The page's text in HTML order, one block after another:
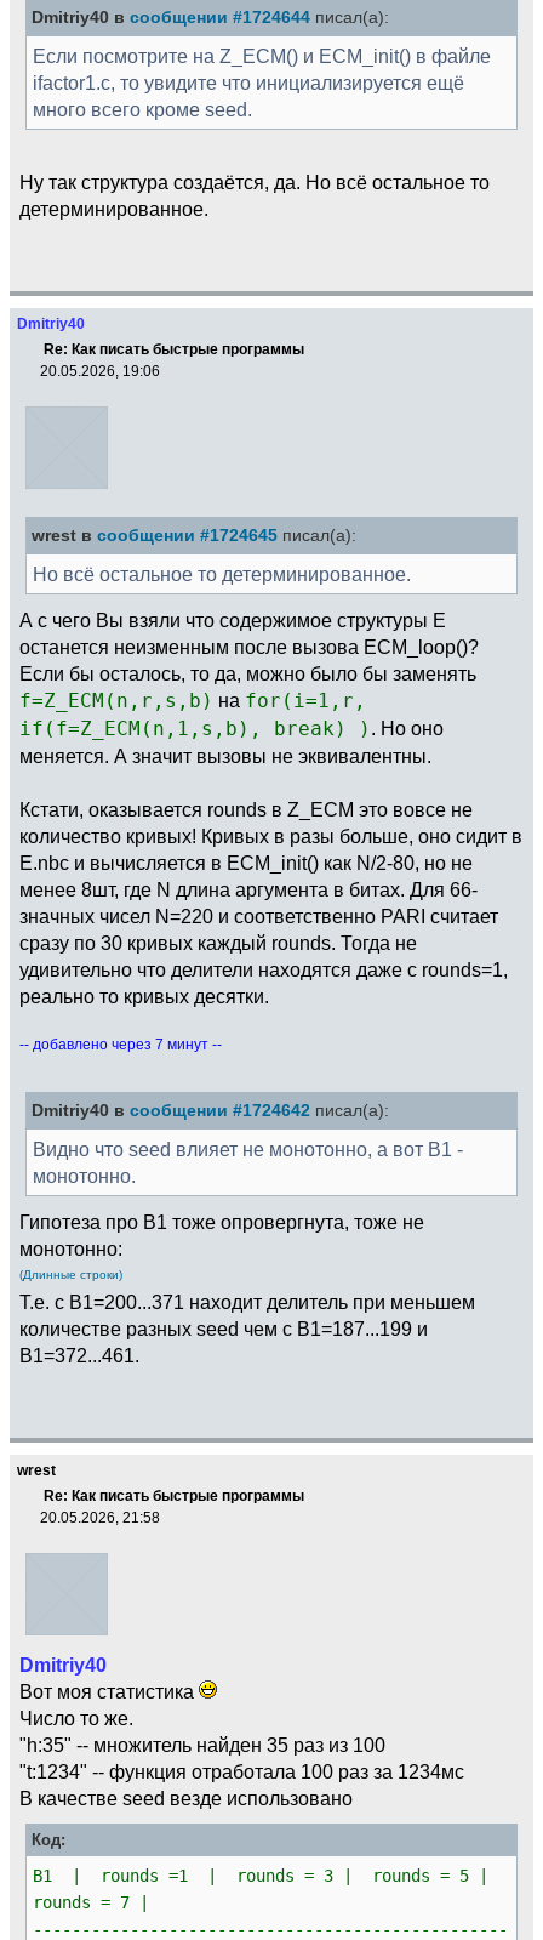
Dmitriy40 в сообщении #1724644 писал(а):
Если посмотрите на Z_ECM() и ECM_init() в файле
ifactor1.c, то увидите что инициализируется ещё
много всего кроме seed.
Ну так структура создаётся, да. Но всё остальное то
детерминированное.
Dmitriy40
Re: Как писать быстрые программы
20.05.2026, 19:06
wrest в сообщении #1724645 писал(а):
Но всё остальное то детерминированное.
А с чего Вы взяли что содержимое структуры E
останется неизменным после вызова ECM_loop()?
Если бы осталось, то да, можно было бы заменять
f=Z_ECM(n,r,s,b) на for(i=1,r,
if(f=Z_ECM(n,1,s,b), break) ) . Но оно
меняется. А значит вызовы не эквивалентны.
Кстати, оказывается rounds в Z_ECM это вовсе не
количество кривых! Кривых в разы больше, оно сидит в
E.nbc и вычисляется в ECM_init() как N/2-80, но не
менее 8шт, где N длина аргумента в битах. Для 66-
значных чисел N=220 и соответственно PARI считает
сразу по 30 кривых каждый rounds. Тогда не
удивительно что делители находятся даже с rounds=1,
реально то кривых десятки.
-- добавлено через 7 минут --
Dmitriy40 в сообщении #1724642 писал(а):
Видно что seed влияет не монотонно, а вот B1 -
монотонно.
Гипотеза про B1 тоже опровергнута, тоже не
монотонно:
(Длинные строки)
Т.е. с B1=200...371 находит делитель при меньшем
количестве разных seed чем с B1=187...199 и
B1=372...461.
wrest
Re: Как писать быстрые программы
20.05.2026, 21:58
Dmitriy40
Вот моя статистика
Число то же.
"h:35" -- множитель найден 35 раз из 100
"t:1234" -- функция отработала 100 раз за 1234мс
В качестве seed везде использовано
Код:
B1 | rounds =1 | rounds = 3 | rounds = 5 |
rounds = 7 |
-------------------------------------------------